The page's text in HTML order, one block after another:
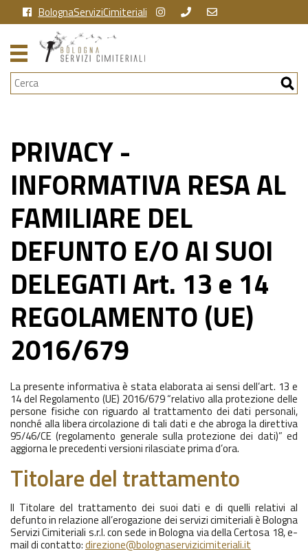
BolognaServiziCimiteriali
Cerca
PRIVACY -
INFORMATIVA RESA AL
FAMILIARE DEL
DEFUNTO E/O AI SUOI
DELEGATI Art. 13 e 14
REGOLAMENTO (UE)
2016/679
La presente informativa è stata elaborata ai sensi dell’art. 13 e
14 del Regolamento (UE) 2016/679 “relativo alla protezione delle
persone fisiche con riguardo al trattamento dei dati personali,
nonché alla libera circolazione di tali dati e che abroga la direttiva
95/46/CE (regolamento generale sulla protezione dei dati)” ed
aggiorna le precedenti versioni rilasciate prima d’ora.
Titolare del trattamento
Il Titolare del trattamento dei suoi dati e di quelli relativi al
defunto in relazione all’erogazione dei servizi cimiteriali è Bologna
Servizi Cimiteriali s.r.l. con sede in Bologna via della Certosa 18, e-
mail di contatto:direzione@bolognaservizicimiteriali.it